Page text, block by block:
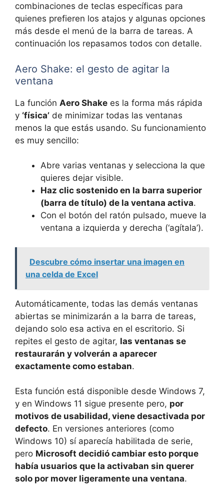
combinaciones de teclas específicas para
quienes prefieren los atajos y algunas opciones
más desde el menú de la barra de tareas. A
continuación los repasamos todos con detalle.
Aero Shake: el gesto de agitar la
ventana
La función Aero Shake es la forma más rápida
y ‘física’ de minimizar todas las ventanas
menos la que estás usando. Su funcionamiento
es muy sencillo:
Abre varias ventanas y selecciona la que
quieres dejar visible.
Haz clic sostenido en la barra superior
(barra de título) de la ventana activa.
Con el botón del ratón pulsado, mueve la
ventana a izquierda y derecha (‘agítala’).
Descubre cómo insertar una imagen en
una celda de Excel
Automáticamente, todas las demás ventanas
abiertas se minimizarán a la barra de tareas,
dejando solo esa activa en el escritorio. Si
repites el gesto de agitar, las ventanas se
restaurarán y volverán a aparecer
exactamente como estaban.
Esta función está disponible desde Windows 7,
y en Windows 11 sigue presente pero, por
motivos de usabilidad, viene desactivada por
defecto. En versiones anteriores (como
Windows 10) sí aparecía habilitada de serie,
pero Microsoft decidió cambiar esto porque
había usuarios que la activaban sin querer
solo por mover ligeramente una ventana.